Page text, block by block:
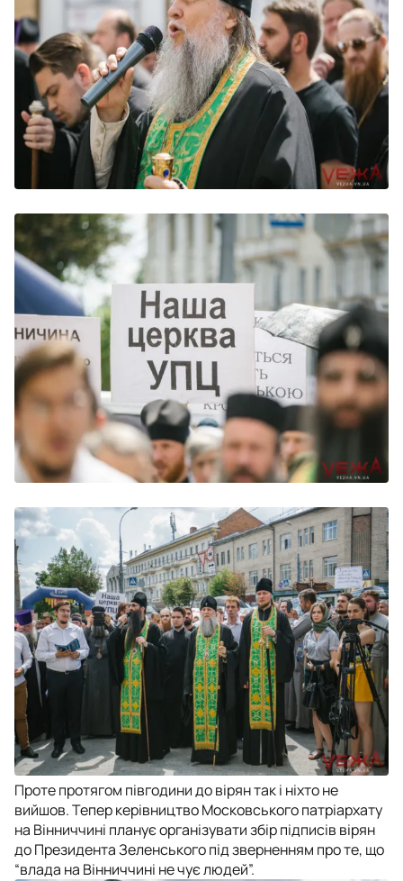
Проте протягом півгодини до вірян так і ніхто не
вийшов. Тепер керівництво Московського патріархату
на Вінниччині планує організувати збір підписів вірян
до Президента Зеленського під зверненням про те, що
“влада на Вінниччині не чує людей”.